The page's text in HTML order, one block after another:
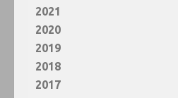
2021
2020
2019
2018
2017